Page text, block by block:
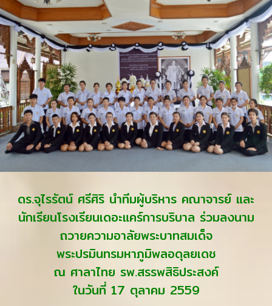
ดร.จุไรรัตน์ ศรีศิริ นำทีมผู้บริหาร คณาจารย์ และ
นักเรียนโรงเรียนเดอะแคร์การบริบาล ร่วมลงนาม
ถวายความอาลัยพระบาทสมเด็จ
พระปรมินทรมหาภูมิพลอดุลยเดช
ณ ศาลาไทย รพ.สรรพสิธิประสงค์
ในวันที่ 17 ตุลาคม 2559